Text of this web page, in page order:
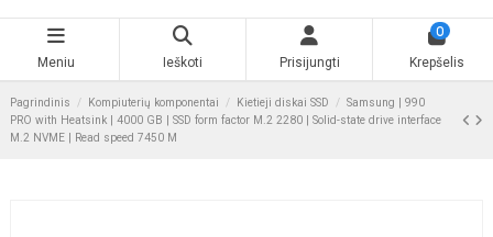
Meniu Ieškoti Prisijungti
0
Krepšelis
Pagrindinis Kompiuterių komponentai Kietieji diskai SSD
Samsung | 990
PRO with Heatsink | 4000 GB | SSD form factor M.2 2280 | Solid-state drive interface
M.2 NVME | Read speed 7450 M